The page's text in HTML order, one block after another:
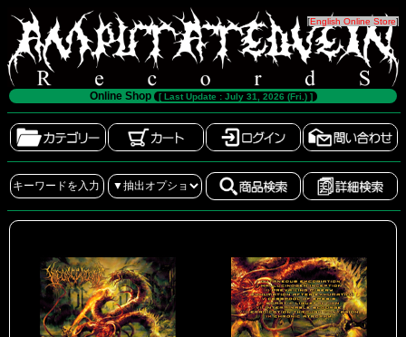
[English Online Store]
Online Shop [ Last Update : July 31, 2026 (Fri.) ]